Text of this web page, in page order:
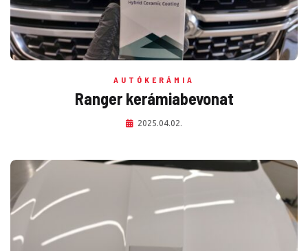
AUTÓKERÁMIA
Ranger kerámiabevonat
2025.04.02.